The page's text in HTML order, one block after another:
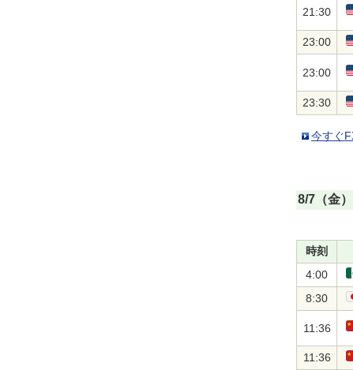
21:30
23:00
23:00
23:30
今すぐ
8/7（金）
時刻
4:00
8:30
11:36
11:36